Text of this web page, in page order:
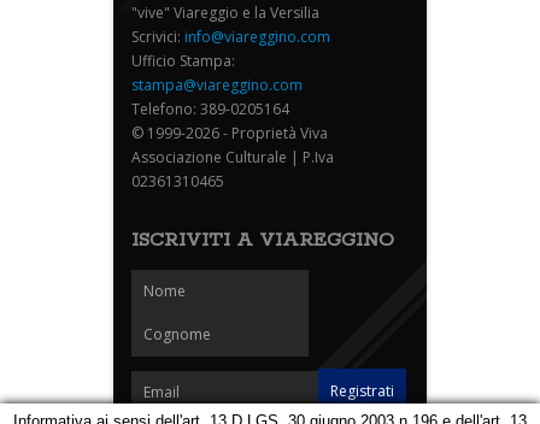
"vive" Viareggio e la Versilia
Scrivici: info@viareggino.com
Ufficio Stampa:
stampa@viareggino.com
Telefono: 389-0205164
© 1999-2026 - Proprietà Viva
Associazione Culturale | P.Iva
02361310465
ISCRIVITI A VIAREGGINO